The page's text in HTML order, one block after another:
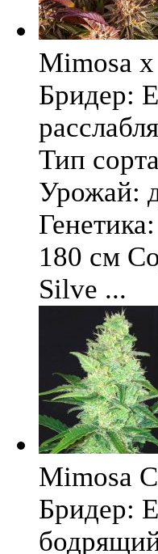
Mimosa x
Бридер:
Тип
Урожай:
180 см
Silve ...
Mimosa
Бридер: